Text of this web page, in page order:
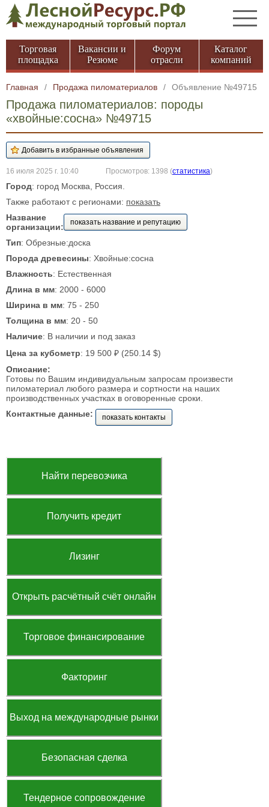
Торговая
площадка
Вакансии и
Резюме
Форум
отрасли
Каталог
компаний
Главная / Продажа пиломатериалов / Объявление №49715
Продажа пиломатериалов: породы
«хвойные:сосна» №49715
16 июля 2025 г. 10:40 Просмотров: 1398 (статистика)
Город: город Москва, Россия.
Также работают с регионами: показать
Название
организации:
показать название и репутацию
Тип: Обрезные:доска
Порода древесины: Хвойные:сосна
Влажность: Естественная
Длина в мм: 2000 - 6000
Ширина в мм: 75 - 250
Толщина в мм: 20 - 50
Наличие: В наличии и под заказ
Цена за кубометр: 19 500 ₽ (250.14 $)
Описание:
Готовы по Вашим индивидуальным запросам произвести
пиломатериал любого размера и сортности на наших
производственных участках в оговоренные сроки.
Контактные данные:
показать контакты
Найти перевозчика
Получить кредит
Лизинг
Открыть расчётный счёт онлайн
Торговое финансирование
Факторинг
Выход на международные рынки
Безопасная сделка
Тендерное сопровождение